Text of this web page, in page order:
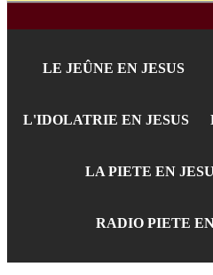
LE JEÛNE EN JESUS
L'IDOLATRIE EN JESUS
LA PIETE EN
RADIO PIETE